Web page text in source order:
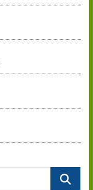
Buscar